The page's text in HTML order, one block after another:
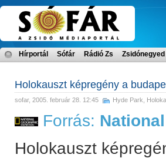
Hírportál Sófár Rádió Zs Zsidónegyed
Holokauszt képregény a
sofar, 2005. február 28. 12:45 Hyde Park
Forrás:
Holokauszt